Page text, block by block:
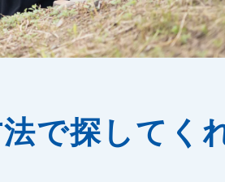
で探してく